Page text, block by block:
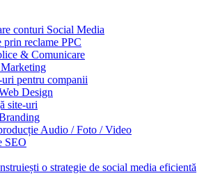
conturi Social Media
prin reclame PPC
& Comunicare
pentru companii
Design
site-uri
Audio / Foto / Video
SEO
o strategie de social media eficientă